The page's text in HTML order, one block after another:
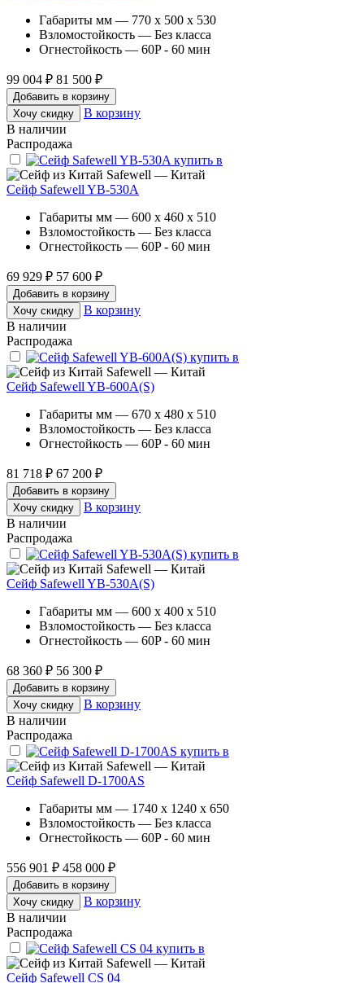
Габариты мм — 770 x 500 x 530
Взломостойкость — Без класса
Огнестойкость — 60P - 60 мин
99 004 ₽ 81 500 ₽
Добавить в корзину
Хочу скидку
В корзину
В наличии
Распродажа
Safewell — Китай
Сейф Safewell YB-530A
Габариты мм — 600 x 460 x 510
Взломостойкость — Без класса
Огнестойкость — 60P - 60 мин
69 929 ₽ 57 600 ₽
Добавить в корзину
Хочу скидку
В корзину
В наличии
Распродажа
Safewell — Китай
Сейф Safewell YB-600A(S)
Габариты мм — 670 x 480 x 510
Взломостойкость — Без класса
Огнестойкость — 60P - 60 мин
81 718 ₽ 67 200 ₽
Добавить в корзину
Хочу скидку
В корзину
В наличии
Распродажа
Safewell — Китай
Сейф Safewell YB-530A(S)
Габариты мм — 600 x 400 x 510
Взломостойкость — Без класса
Огнестойкость — 60P - 60 мин
68 360 ₽ 56 300 ₽
Добавить в корзину
Хочу скидку
В корзину
В наличии
Распродажа
Safewell — Китай
Сейф Safewell D-1700AS
Габариты мм — 1740 x 1240 x 650
Взломостойкость — Без класса
Огнестойкость — 60P - 60 мин
556 901 ₽ 458 000 ₽
Добавить в корзину
Хочу скидку
В корзину
В наличии
Распродажа
Safewell — Китай
Сейф Safewell CS 04